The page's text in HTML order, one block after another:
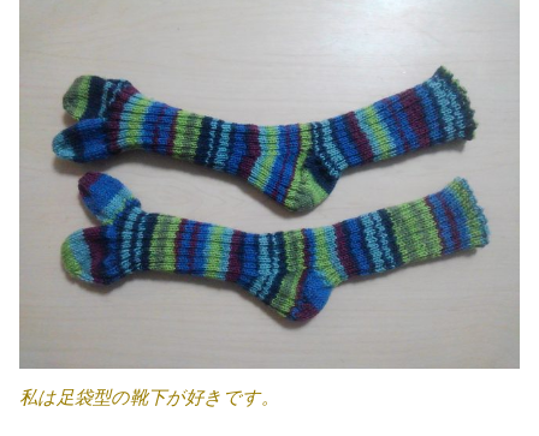
私は足袋型の靴下が好きです。